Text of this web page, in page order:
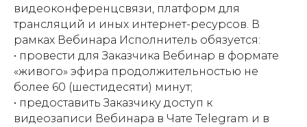
видеоконференцсвязи, платформ для
трансляций и иных интернет-ресурсов. В
рамках Вебинара Исполнитель обязуется:
• провести для Заказчика Вебинар в формате
«живого» эфира продолжительностью не
более 60 (шестидесяти) минут;
• предоставить Заказчику доступ к
видеозаписи Вебинара в Чате Telegram и в